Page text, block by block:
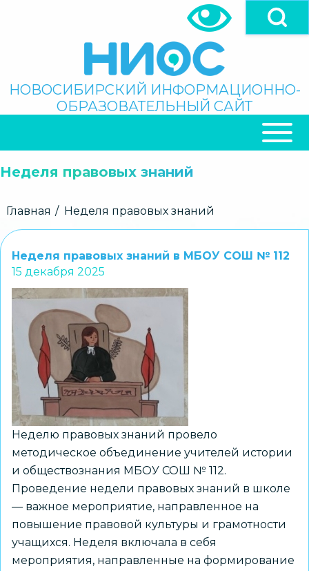
Поиск
НОВОСИБИРСКИЙ ИНФОРМАЦИОННО-
ОБРАЗОВАТЕЛЬНЫЙ САЙТ
НАВИГАЦИЯ
Неделя правовых знаний
Строка
Главная Неделя правовых знаний
Неделя правовых знаний в МБОУ СОШ № 112
15 декабря 2025
Неделю правовых знаний провело
методическое объединение учителей истории
и обществознания МБОУ СОШ № 112.
Проведение недели правовых знаний в школе
— важное мероприятие, направленное на
повышение правовой культуры и грамотности
учащихся. Неделя включала в себя
мероприятия, направленные на формирование